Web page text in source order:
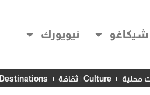
شيكاغو نيويورك
Culture | ثقافة Destinations | أماكن سياحية